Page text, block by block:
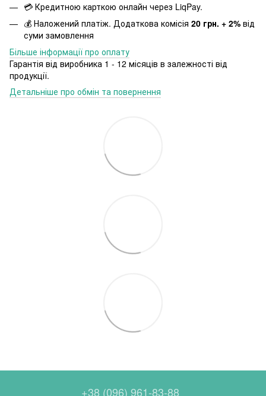
💳 Кредитною карткою онлайн через LiqPay.
💰 Наложений платіж. Додаткова комісія 20 грн. + 2% від
суми замовлення
Більше інформації про оплату
Гарантія від виробника 1 - 12 місяців в залежності від
продукції.
Детальніше про обмін та повернення
+38 (096) 961-83-88